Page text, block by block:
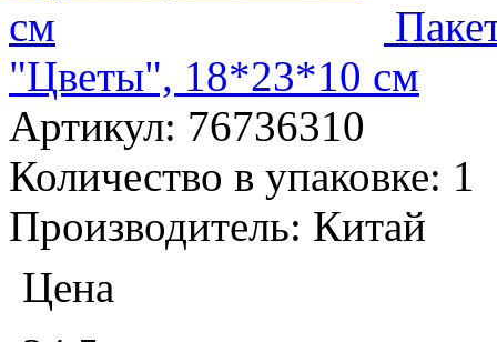
"Цветы", 18*23*10 см
Артикул: 76736310
Количество в упаковке: 1
Производитель: Китай
Цена